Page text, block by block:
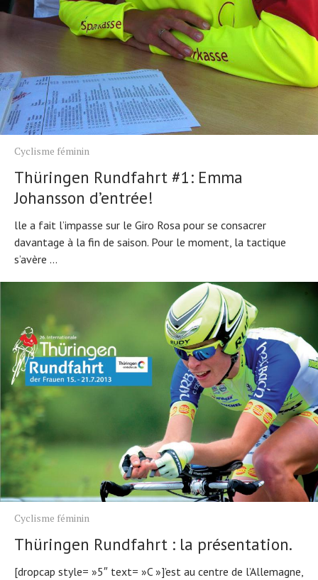
Cyclisme féminin
Thüringen Rundfahrt #1: Emma
Johansson d’entrée!
lle a fait l’impasse sur le Giro Rosa pour se consacrer
davantage à la fin de saison. Pour le moment, la tactique
s’avère ...
Cyclisme féminin
Thüringen Rundfahrt : la présentation.
[dropcap style= »5″ text= »C »]’est au centre de l’Allemagne,